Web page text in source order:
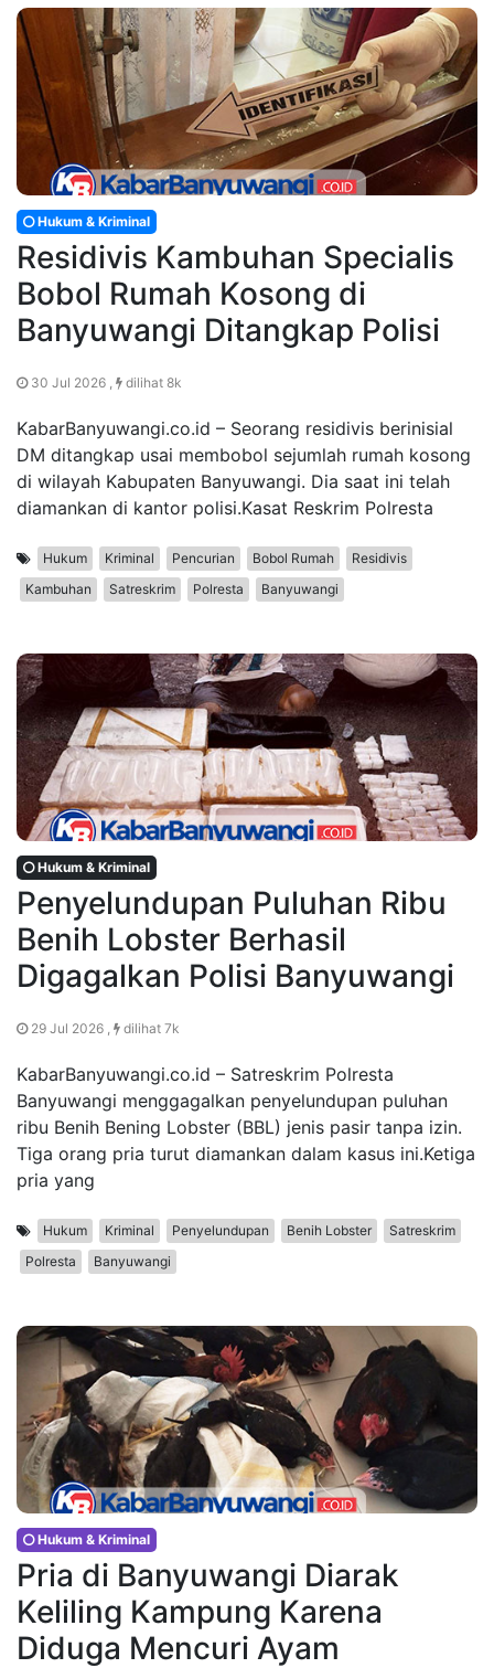
Hukum & Kriminal
Residivis Kambuhan Specialis
Bobol Rumah Kosong di
Banyuwangi Ditangkap Polisi
30 Jul 2026 , dilihat 8k
KabarBanyuwangi.co.id – Seorang residivis berinisial
DM ditangkap usai membobol sejumlah rumah kosong
di wilayah Kabupaten Banyuwangi. Dia saat ini telah
diamankan di kantor polisi.Kasat Reskrim Polresta
Hukum Kriminal Pencurian Bobol Rumah
Residivis
Kambuhan
Satreskrim Polresta Banyuwangi
Hukum & Kriminal
Penyelundupan Puluhan Ribu
Benih Lobster Berhasil
Digagalkan Polisi Banyuwangi
29 Jul 2026 , dilihat 7k
KabarBanyuwangi.co.id – Satreskrim Polresta
Banyuwangi menggagalkan penyelundupan puluhan
ribu Benih Bening Lobster (BBL) jenis pasir tanpa izin.
Tiga orang pria turut diamankan dalam kasus ini.Ketiga
pria yang
Hukum Kriminal Penyelundupan Benih Lobster
Satreskrim
Polresta
Banyuwangi
Hukum & Kriminal
Pria di Banyuwangi Diarak
Keliling Kampung Karena
Diduga Mencuri Ayam